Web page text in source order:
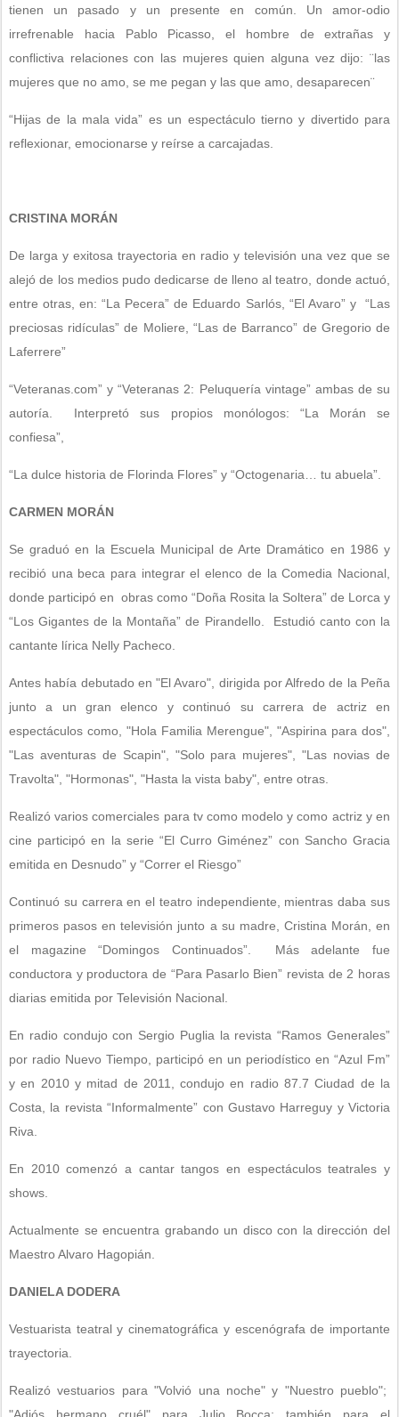
tienen un pasado y un presente en común. Un amor-odio
irrefrenable hacia Pablo Picasso, el hombre de extrañas y
conflictiva relaciones con las mujeres quien alguna vez dijo: ¨las
mujeres que no amo, se me pegan y las que amo, desaparecen¨
“Hijas de la mala vida” es un espectáculo tierno y divertido para
reflexionar, emocionarse y reírse a carcajadas.
CRISTINA MORÁN
De larga y exitosa trayectoria en radio y televisión una vez que se
alejó de los medios pudo dedicarse de lleno al teatro, donde actuó,
entre otras, en: “La Pecera” de Eduardo Sarlós, “El Avaro” y “Las
preciosas ridículas” de Moliere, “Las de Barranco” de Gregorio de
Laferrere”
“Veteranas.com” y “Veteranas 2: Peluquería vintage” ambas de su
autoría. Interpretó sus propios monólogos: “La Morán se
confiesa”,
“La dulce historia de Florinda Flores” y “Octogenaria… tu abuela”.
CARMEN MORÁN
Se graduó en la Escuela Municipal de Arte Dramático en 1986 y
recibió una beca para integrar el elenco de la Comedia Nacional,
donde participó en obras como “Doña Rosita la Soltera” de Lorca y
“Los Gigantes de la Montaña” de Pirandello. Estudió canto con la
cantante lírica Nelly Pacheco.
Antes había debutado en "El Avaro", dirigida por Alfredo de la Peña
junto a un gran elenco y continuó su carrera de actriz en
espectáculos como, "Hola Familia Merengue", "Aspirina para dos",
"Las aventuras de Scapin", "Solo para mujeres", "Las novias de
Travolta", "Hormonas", "Hasta la vista baby", entre otras.
Realizó varios comerciales para tv como modelo y como actriz y en
cine participó en la serie “El Curro Giménez” con Sancho Gracia
emitida en Desnudo” y “Correr el Riesgo”
Continuó su carrera en el teatro independiente, mientras daba sus
primeros pasos en televisión junto a su madre, Cristina Morán, en
el magazine “Domingos Continuados”. Más adelante fue
conductora y productora de “Para Pasarlo Bien” revista de 2 horas
diarias emitida por Televisión Nacional.
En radio condujo con Sergio Puglia la revista “Ramos Generales”
por radio Nuevo Tiempo, participó en un periodístico en “Azul Fm”
y en 2010 y mitad de 2011, condujo en radio 87.7 Ciudad de la
Costa, la revista “Informalmente” con Gustavo Harreguy y Victoria
Riva.
En 2010 comenzó a cantar tangos en espectáculos teatrales y
shows.
Actualmente se encuentra grabando un disco con la dirección del
Maestro Alvaro Hagopián.
DANIELA DODERA
Vestuarista teatral y cinematográfica y escenógrafa de importante
trayectoria.
Realizó vestuarios para "Volvió una noche" y "Nuestro pueblo";